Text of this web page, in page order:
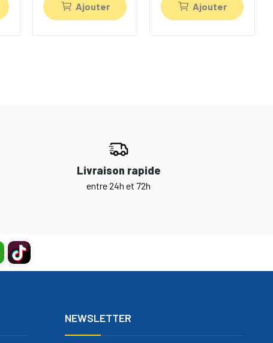
Ajouter Ajouter
Livraison rapide
entre 24h et 72h
NEWSLETTER